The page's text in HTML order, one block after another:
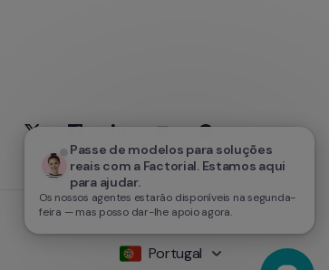
Passe de modelos para soluções
reais com a Factorial. Estamos aqui
para ajudar.
Os nossos agentes estarão disponíveis na segunda-
feira — mas posso dar-lhe apoio agora.
Portugal